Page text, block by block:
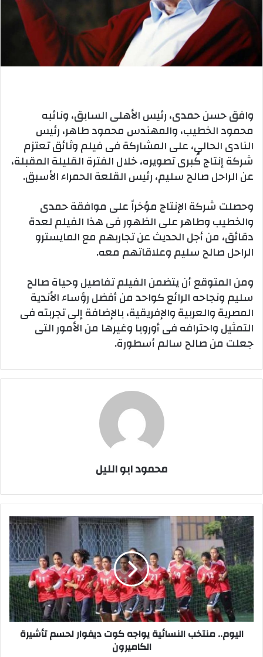
وافق حسن حمدى، رئيس الأهلى السابق، ونائبه
محمود الخطيب، والمهندس محمود طاهر، رئيس
النادى الحالى، على المشاركة فى فيلم وثائق تعتزم
شركة إنتاج كُبرى تصويره، خلال الفترة القليلة المقبلة،
عن الراحل صالح سليم، رئيس القلعة الحمراء الأسبق.
وحصلت شركة الإنتاج مؤخراً على موافقة حمدى
والخطيب وطاهر على الظهور فى هذا الفيلم لعدة
دقائق، من أجل الحديث عن تجاربهم مع المايسترو
الراحل صالح سليم وعلاقاتهم معه.
ومن المتوقع أن يتضمن الفيلم تفاصيل وحياة صالح
سليم ونجاحه الرائع كواحد من أفضل رؤساء الأندية
المصرية والعربية والإفريقية، بالإضافة إلى تجربته فى
التمثيل واحترافه فى أوروبا وغيرها من الأمور التى
جعلت من صالح سالم أسطورة.
محمود ابو الليل
اليوم..
منتخب
النسائية
يواجه
كوت
ديفوار
لحسم
تأشيرة
الكاميرون
اليوم.. منتخب النسائية يواجه كوت ديفوار لحسم تأشيرة
الكاميرون